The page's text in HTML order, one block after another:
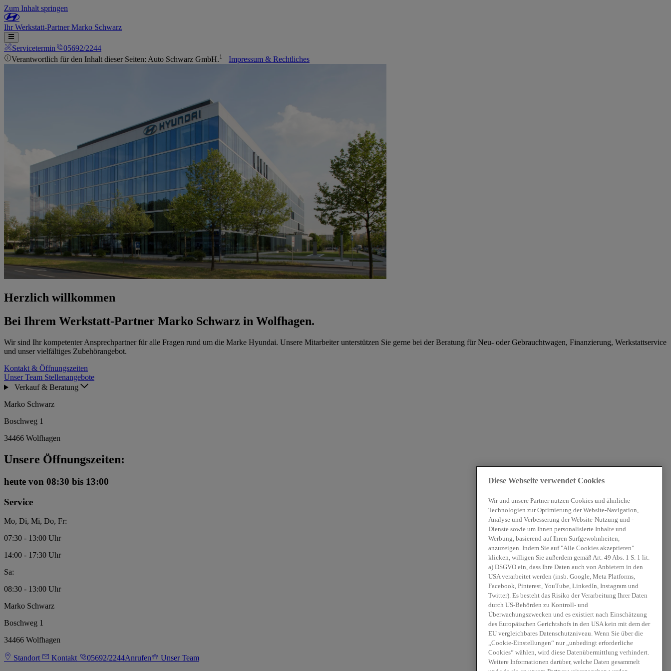
Zum Inhalt springen
IhrWerkstatt-PartnerMarko Schwarz
Servicetermin
05692/2244
Verantwortlich für den Inhalt dieser Seiten: Auto Schwarz GmbH.1 Impressum & Rechtliches
Herzlich willkommen
Bei Ihrem Werkstatt-Partner Marko Schwarz in Wolfhagen.
Wir sind Ihr kompetenter Ansprechpartner für alle Fragen rund um die Marke Hyundai. Unsere Mitarbeiter unterstützen Sie gerne bei der Beratung für Neu- oder Gebrauchtwagen, Finanzierung, Werkstattservice
und unser vielfältiges Zubehörangebot.
Kontakt & Öffnungszeiten
Unser Team Stellenangebote
Verkauf & Beratung
Marko Schwarz
Boschweg 1
34466 Wolfhagen
Unsere Öffnungszeiten:
heute von 08:30 bis 13:00
Service
Mo, Di, Mi, Do, Fr:
07:30 - 13:00 Uhr
14:00 - 17:30 Uhr
Sa:
08:30 - 13:00 Uhr
Marko Schwarz
Boschweg 1
34466 Wolfhagen
Standort Kontakt 05692/2244Anrufen
Unser Team
Diese Webseite verwendet Cookies
Wir und unsere Partner nutzen Cookies und ähnliche
Technologien zur Optimierung der Website-Navigation,
Analyse und Verbesserung der Website-Nutzung und -
Dienste sowie um Ihnen personalisierte Inhalte und
Werbung, basierend auf Ihren Surfgewohnheiten,
anzuzeigen. Indem Sie auf "Alle Cookies akzeptieren"
klicken, willigen Sie außerdem gemäß Art. 49 Abs. 1 S. 1 lit.
a) DSGVO ein, dass Ihre Daten auch von Anbietern in den
USA verarbeitet werden (insb. Google, Meta Platforms,
Facebook, Pinterest, YouTube, LinkedIn, Instagram und
Twitter). Es besteht das Risiko der Verarbeitung Ihrer Daten
durch US-Behörden zu Kontroll- und
Überwachungszwecken und es existiert nach Einschätzung
des Europäischen Gerichtshofs in den USA kein mit dem der
EU vergleichbares Datenschutzniveau. Wenn Sie über die
„Cookie-Einstellungen“ nur „unbedingt erforderliche
Cookies“ wählen, wird diese Datenübermittlung verhindert.
Weitere Informationen darüber, welche Daten gesammelt